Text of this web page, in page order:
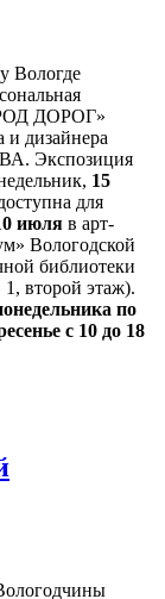
Вологде
ДОРОГ»
и дизайнера
Экспозиция
15
для
июля в арт-
Вологодской
библиотеки
второй этаж).
по
с 10 до 18